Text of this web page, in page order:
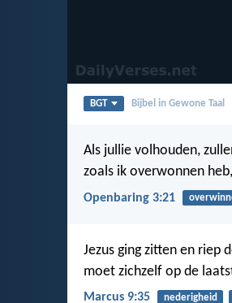
BGT Bijbel in Gewone Taal
Als jullie volhouden,
zoals ik overwonnen
Openbaring 3:21
Jezus ging zitten en riep
moet zichzelf op de
Marcus 9:35 nederigheid